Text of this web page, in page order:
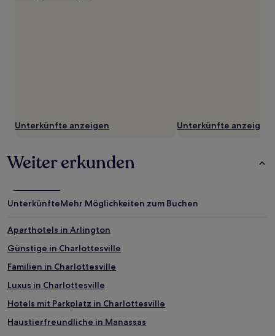
Unterkünfte anzeigen Unterkünfte anzeigen
Weiter erkunden
UnterkünfteMehr Möglichkeiten zum Buchen
Aparthotels in Arlington
Günstige in Charlottesville
Familien in Charlottesville
Luxus in Charlottesville
Hotels mit Parkplatz in Charlottesville
Haustierfreundliche in Manassas